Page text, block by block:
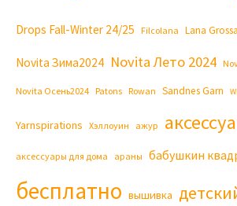
Drops Fall-Winter 24/25 Filcolana Lana Grossa
Novita Зима2024 Novita Лето 2024
Novita Осень2024 Patons Rowan Sandnes Garn
Yarnspirations Хэллоуин ажур
аксессуары для дома араны бабушкин
бесплатно вышивка